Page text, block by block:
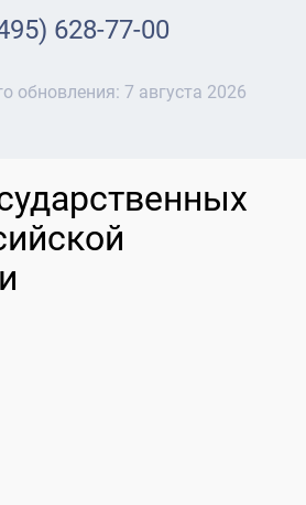
628-77-00
обновления: 7 августа 2026